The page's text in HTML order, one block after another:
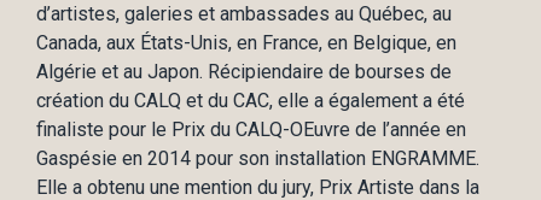
d’artistes, galeries et ambassades au Québec, au
Canada, aux États-Unis, en France, en Belgique, en
Algérie et au Japon. Récipiendaire de bourses de
création du CALQ et du CAC, elle a également a été
finaliste pour le Prix du CALQ-OEuvre de l’année en
Gaspésie en 2014 pour son installation ENGRAMME.
Elle a obtenu une mention du jury, Prix Artiste dans la